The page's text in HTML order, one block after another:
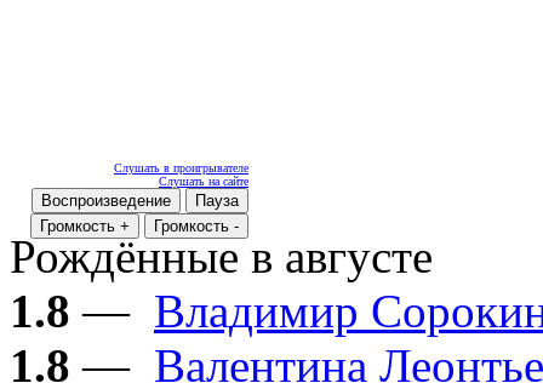
Слушать в проигрывателе
Слушать на сайте
Воспроизведение
Пауза
Громкость +
Громкость -
Рождённые в августе
1.8 — Владимир
1.8 — Валентина